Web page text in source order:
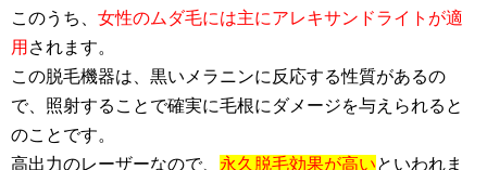
このうち、 女性のムダ毛には主にアレキサンドライトが適
用 されます。
この脱毛機器は、黒いメラニンに反応する性質があるの
で、照射することで確実に毛根にダメージを与えられると
のことです。
高出力のレーザーなので、 永久脱毛効果が高いといわれま